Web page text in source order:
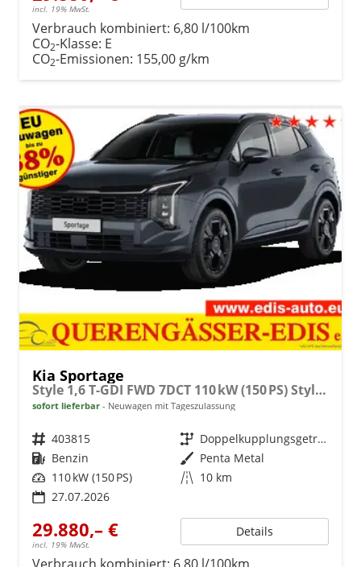
incl. 19% MwSt.
Verbrauch kombiniert: 6,80 l/100km
CO2-Klasse: E
CO2-Emissionen: 155,00 g/km
Kia Sportage
Style 1,6 T-GDI FWD 7DCT 110 kW (150 PS) Style-Paket, 2-Zonen-Klimaautomatik, Sitz-/Lenkradheizung, Regensensor, Navi, DAB, Apple CarPlay/Android Auto, Rückfahrkamera, Parksensoren vorn/hinten, Full-LED, 17 Zoll LM, uvm.
sofort lieferbar Neuwagen mit Tageszulassung
Fahrzeugnr. 403815 Getriebe
Doppelkupplungsgetriebe (DSG)
Kraftstoff Benzin Außenfarbe Penta Metal
Leistung 110 kW (150 PS) Kilometerstand 10 km
27.07.2026
29.880,– €
incl. 19% MwSt.
Details
Verbrauch kombiniert: 6,80 l/100km